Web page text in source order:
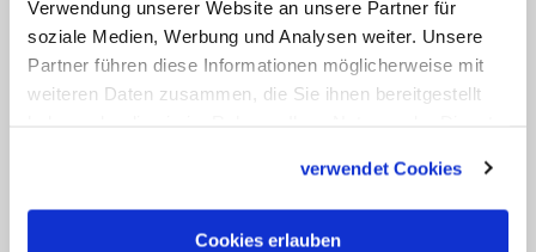
Verwendung unserer Website an unsere Partner für
soziale Medien, Werbung und Analysen weiter. Unsere
Partner führen diese Informationen möglicherweise mit
weiteren Daten zusammen, die Sie ihnen bereitgestellt
verwendet Cookies
Cookies erlauben
durchstoßen. Die aus Wachs gefertigten
Nägel werden mit einem Korn Weihrauch
in die vorgebohrten Löcher in Kreuzform